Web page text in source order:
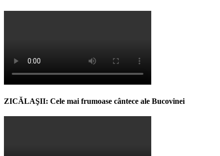
ZICĂLAŞII: Cele mai frumoase cântece ale Bucovinei